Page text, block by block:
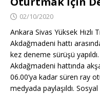
02/10/2020
Ankara Sivas Yüksek Hızlı
Akdağmadeni hattı
kez deneme sürüşü
Akdağmadeni hattında
06.00’ya kadar süren ray
medyada paylaşıldı.